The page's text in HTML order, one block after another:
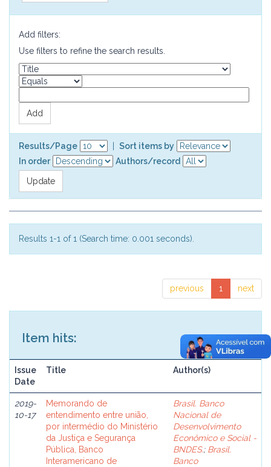
Add filters:
Use filters to refine the search results.
Results/Page
Sort items by
In order
Authors/record
Results 1-1 of 1 (Search time: 0.001 seconds).
previous 1 next
Item hits:
Issue
Date
Title Author(s)
2019-
10-17
Memorando de
entendimento entre união,
por intermédio do Ministério
da Justiça e Segurança
Pública, Banco
Interamericano de
Brasil. Banco
Nacional de
Desenvolvimento
Econômico e Social -
BNDES.; Brasil.
Banco